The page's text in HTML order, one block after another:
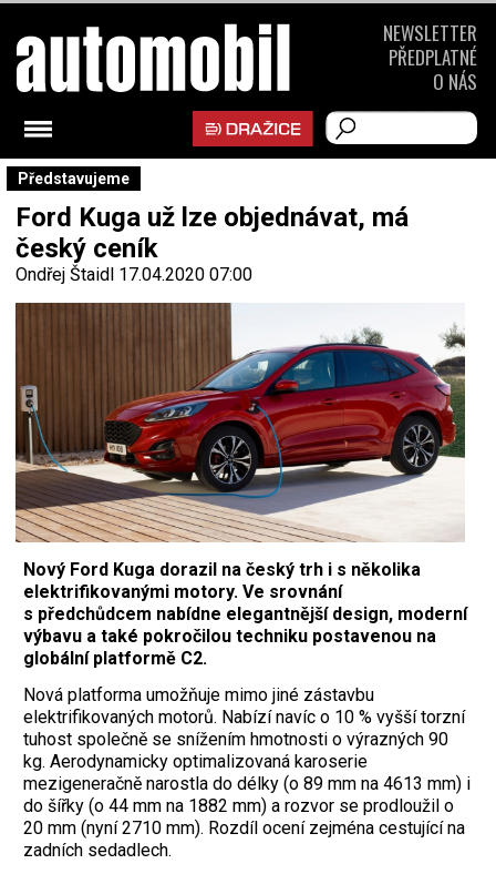
Představujeme
Ford Kuga už lze objednávat, má
český ceník
Ondřej Štaidl 17.04.2020 07:00
Nový Ford Kuga dorazil na český trh i s několika
elektrifikovanými motory. Ve srovnání
s předchůdcem nabídne elegantnější design, moderní
výbavu a také pokročilou techniku postavenou na
globální platformě C2.
Nová platforma umožňuje mimo jiné zástavbu
elektrifikovaných motorů. Nabízí navíc o 10 % vyšší torzní
tuhost společně se snížením hmotnosti o výrazných 90
kg. Aerodynamicky optimalizovaná karoserie
mezigeneračně narostla do délky (o 89 mm na 4613 mm) i
do šířky (o 44 mm na 1882 mm) a rozvor se prodloužil o
20 mm (nyní 2710 mm). Rozdíl ocení zejména cestující na
zadních sedadlech.
NEWSLETTER
PŘEDPLATNÉ
O NÁS